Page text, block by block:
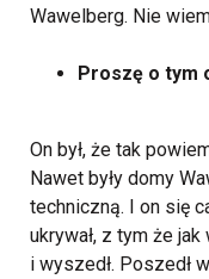
Wawelberg. Nie
Proszę o tym
On był, że tak
Nawet były domy
techniczną. I on się
ukrywał, z tym że
i wyszedł. Poszedł